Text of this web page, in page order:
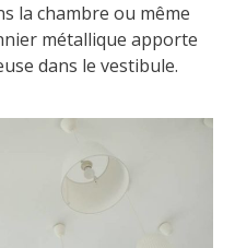
la chambre ou même
métallique apporte
dans le vestibule.